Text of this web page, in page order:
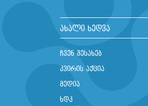
ახალი ხედვა
ჩვენ შესახებ
კვირის აქცია
მედია
ხდკ